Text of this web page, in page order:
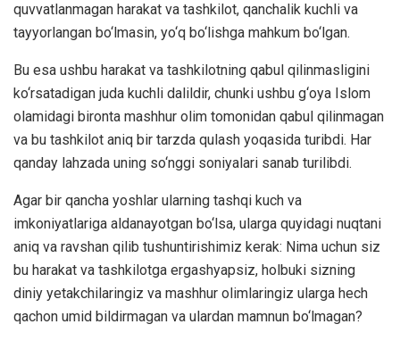
quvvatlanmagan harakat va tashkilot, qanchalik kuchli va
tayyorlangan bo‘lmasin, yo‘q bo‘lishga mahkum bo‘lgan.
Bu esa ushbu harakat va tashkilotning qabul qilinmasligini
ko‘rsatadigan juda kuchli dalildir, chunki ushbu g‘oya Islom
olamidagi bironta mashhur olim tomonidan qabul qilinmagan
va bu tashkilot aniq bir tarzda qulash yoqasida turibdi. Har
qanday lahzada uning so‘nggi soniyalari sanab turilibdi.
Agar bir qancha yoshlar ularning tashqi kuch va
imkoniyatlariga aldanayotgan bo‘lsa, ularga quyidagi nuqtani
aniq va ravshan qilib tushuntirishimiz kerak: Nima uchun siz
bu harakat va tashkilotga ergashyapsiz, holbuki sizning
diniy yetakchilaringiz va mashhur olimlaringiz ularga hech
qachon umid bildirmagan va ulardan mamnun bo‘lmagan?